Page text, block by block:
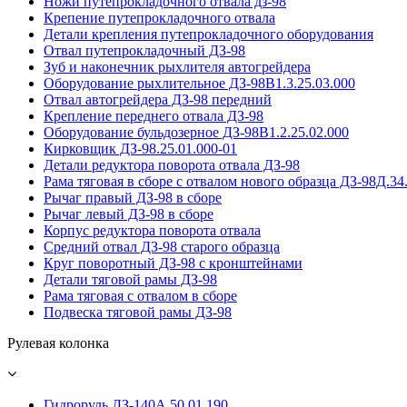
Крепение путепрокладочного отвала
Детали крепления путепрокладочного оборудования
Отвал путепрокладочный ДЗ-98
Зуб и наконечник рыхлителя автогрейдера
Оборудование рыхлительное ДЗ-98В1.3.25.03.000
Отвал автогрейдера ДЗ-98 передний
Крепление переднего отвала ДЗ-98
Оборудование бульдозерное ДЗ-98В1.2.25.02.000
Кирковщик ДЗ-98.25.01.000-01
Детали редуктора поворота отвала ДЗ-98
Рама тяговая в сборе с отвалом нового образца ДЗ-
Рычаг правый ДЗ-98 в сборе
Рычаг левый ДЗ-98 в сборе
Корпус редуктора поворота отвала
Средний отвал ДЗ-98 старого образца
Круг поворотный ДЗ-98 с кронштейнами
Детали тяговой рамы ДЗ-98
Рама тяговая с отвалом в сборе
Подвеска тяговой рамы ДЗ-98
Рулевая колонка